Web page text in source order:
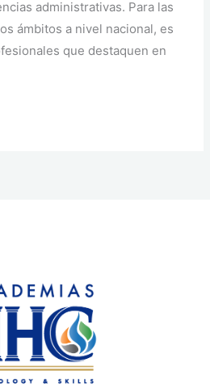
administrativas. Para las
ámbitos a nivel nacional, es
que destaquen en